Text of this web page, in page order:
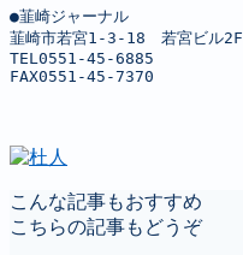
●韮崎ジャーナル
韮崎市若宮1-3-18　若宮ビル2F
TEL0551-45-6885
FAX0551-45-7370
こんな記事もおすすめ
こちらの記事もどうぞ